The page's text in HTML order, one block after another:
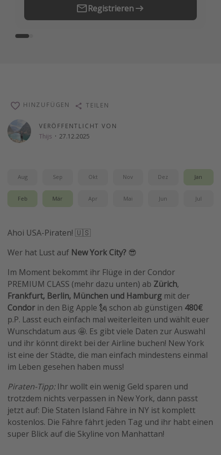
Registrieren
VERÖFFENTLICHT VON
Thijs · 27.12.2025
HINZUFÜGEN TEILEN
Aug Sep Okt Nov Dez Jan
Feb Mär Apr Mai Jun Jul
Ahoi USA-Piraten! 🇺🇸
Wer hat Lust auf New York City? 😎
Im Moment bekommt ihr Flüge in der Condor
PREMIUM CLASS (mehr dazu unten) ab Zürich,
Frankfurt, Berlin, München und Hamburg mit der
Condor in den Big Apple 🗽 schon ab günstigen 480€
p.P. Lasst euch einfach mal weiterleiten und wählt euer
Wunschdatum aus 🤩. Es gibt viele Daten zur Auswahl
und ihr könnt direkt bei der Airline buchen! New York
ist eine der Städte, die man einfach mindestens einmal
im Leben gesehen haben muss!
Piraten-Tipp:Ihr wollt ein wenig Geld sparen und
trotzdem nichts verpassen in New York, dann passt
jetzt auf: Die Staten Island Fähre in NY ist komplett
kostenlos. Die Fähre fährt jeden Tag und ihr habt einen
super Blick auf die Skyline von Manhattan!